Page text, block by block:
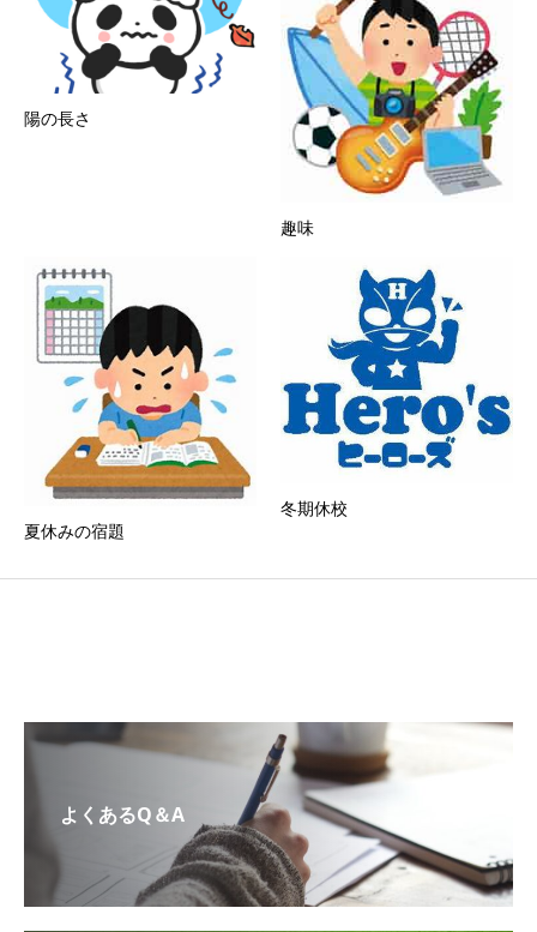
陽の長さ
趣味
夏休みの宿題
冬期休校
よくあるQ＆A